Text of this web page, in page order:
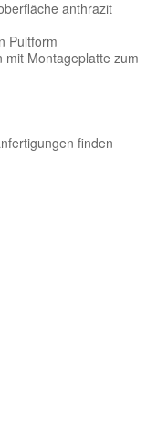
anthrazit
Pultform
mit Montageplatte zum
finden